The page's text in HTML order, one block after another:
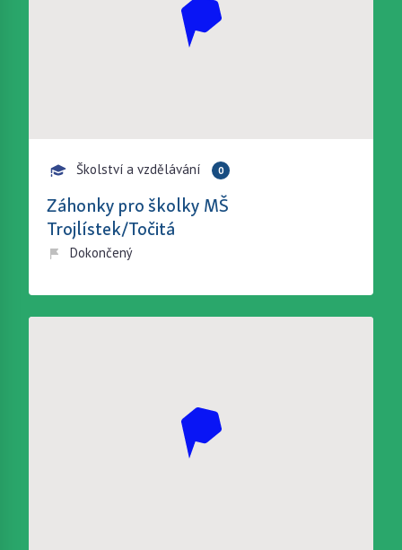
Školství a vzdělávání 0
Záhonky pro školky MŠ
Trojlístek/Točitá
Dokončený